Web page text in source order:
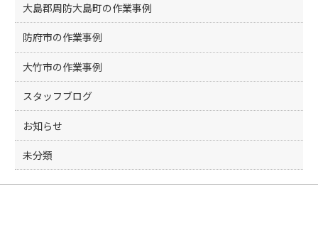
大島郡周防大島町の作業事例
防府市の作業事例
大竹市の作業事例
スタッフブログ
お知らせ
未分類